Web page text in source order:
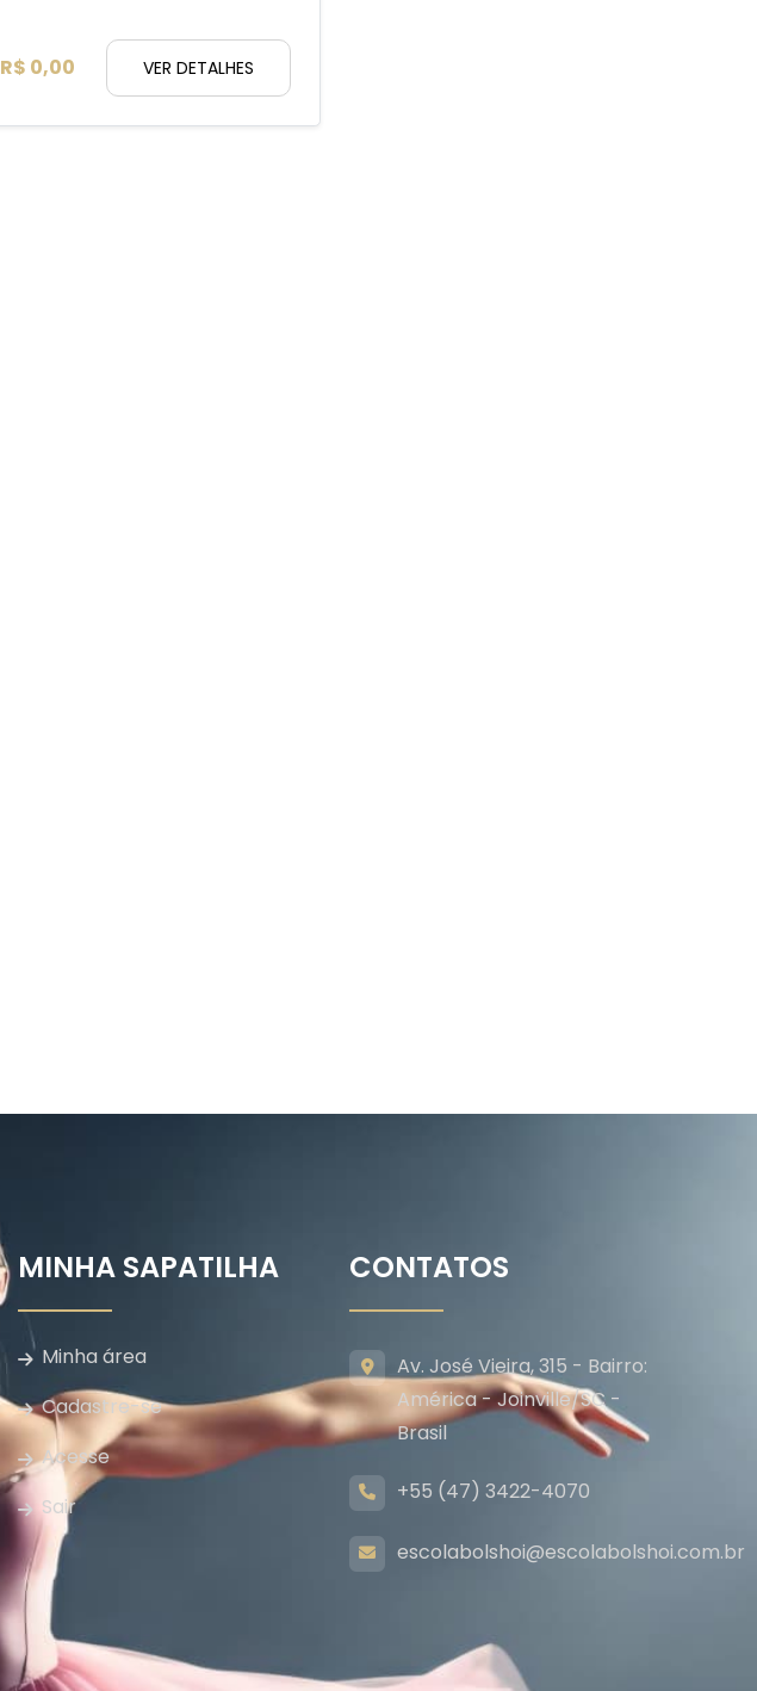
R$ 0,00 VER DETALHES
MINHA SAPATILHA
Minha área
Cadastre-se
Acesse
Sair
CONTATOS
Av. José Vieira, 315 - Bairro:
América - Joinville/SC -
Brasil
+55 (47) 3422-4070
escolabolshoi@escolabolshoi.com.br